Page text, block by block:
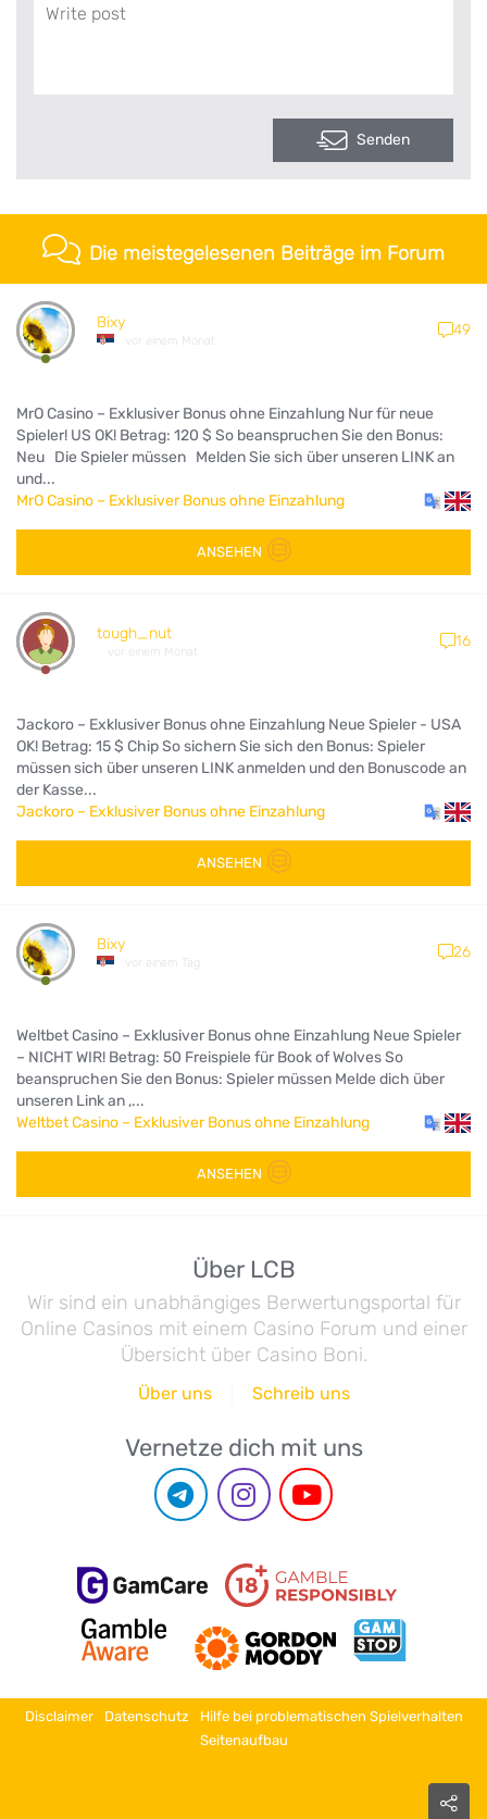
Senden
Die meistegelesenen Beiträge im Forum
Bixy
vor einem Monat
49
MrO Casino – Exklusiver Bonus ohne Einzahlung Nur für neue
Spieler! US OK! Betrag: 120 $ So beanspruchen Sie den Bonus:
Neu Die Spieler müssen Melden Sie sich über unseren LINK an
und...
MrO Casino – Exklusiver Bonus ohne Einzahlung
ANSEHEN
tough_nut
vor einem Monat
16
Jackoro – Exklusiver Bonus ohne Einzahlung Neue Spieler - USA
OK! Betrag: 15 $ Chip So sichern Sie sich den Bonus: Spieler
müssen sich über unseren LINK anmelden und den Bonuscode an
der Kasse...
Jackoro – Exklusiver Bonus ohne Einzahlung
ANSEHEN
Bixy
vor einem Tag
26
Weltbet Casino – Exklusiver Bonus ohne Einzahlung Neue Spieler
– NICHT WIR! Betrag: 50 Freispiele für Book of Wolves So
beanspruchen Sie den Bonus: Spieler müssen Melde dich über
unseren Link an ,...
Weltbet Casino – Exklusiver Bonus ohne Einzahlung
ANSEHEN
Über LCB
Wir sind ein unabhängiges Berwertungsportal für
Online Casinos mit einem Casino Forum und einer
Übersicht über Casino Boni.
Über uns Schreib uns
Vernetze dich mit uns
Disclaimer Datenschutz
Hilfe bei problematischen Spielverhalten
Seitenaufbau